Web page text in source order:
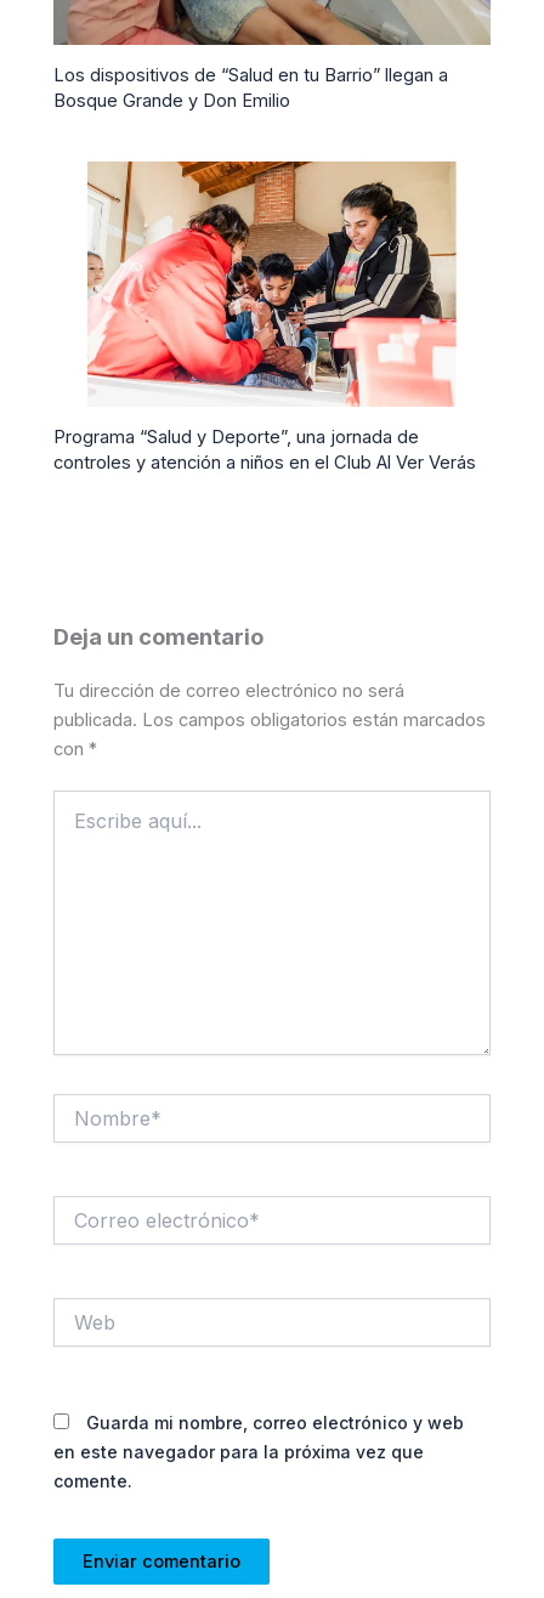
Los dispositivos de “Salud en tu Barrio” llegan a
Bosque Grande y Don Emilio
Programa “Salud y Deporte”, una jornada de
controles y atención a niños en el Club Al Ver Verás
Deja un comentario
Tu dirección de correo electrónico no será
publicada. Los campos obligatorios están marcados
con*
aquí...
electrónico*
Guarda mi nombre, correo electrónico y web
en este navegador para la próxima vez que
comente.